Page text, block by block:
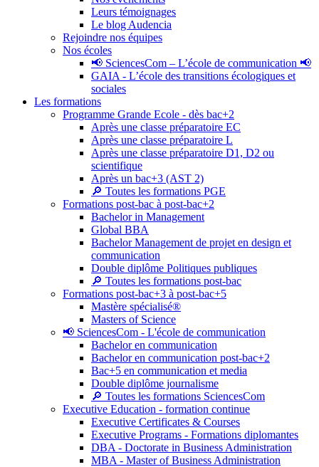
Leurs témoignages
Le blog Audencia
Rejoindre nos équipes
Nos écoles
📢 SciencesCom – L’école de communication 📢
GAIA - L’école des transitions écologiques et
sociales
Les formations
Programme Grande Ecole - dès bac+2
Après une classe préparatoire EC
Après une classe préparatoire L
Après une classe préparatoire D1, D2 ou
scientifique
Après un bac+3 (AST 2)
🔎 Toutes les formations PGE
Formations post-bac à post-bac+2
Bachelor in Management
Global BBA
Bachelor Management de projet en design et
communication
Double diplôme Politiques publiques
🔎 Toutes les formations post-bac
Formations post-bac+3 à post-bac+5
Mastère spécialisé®
Masters of Science
📢 SciencesCom - L'école de communication
Bachelor en communication
Bachelor en communication post-bac+2
Bac+5 en communication et media
Double diplôme journalisme
🔎 Toutes les formations SciencesCom
Executive Education - formation continue
Executive Certificates & Courses
Executive Programs - Formations diplomantes
DBA - Doctorate in Business Administration
MBA - Master of Business Administration